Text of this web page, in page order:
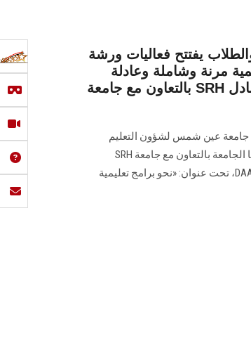
يفتتح فعاليات ورشة
مرنة وشاملة وعادلة
بالتعاون مع جامعة SRH هايدلبرج الألمانية والهيئة الألمانية للتبادل
جامعة عين شمس لشؤون التعليم
والطلاب، فعاليات ورشة العمل الدولية التي تنظمها الجامعة بالتعاون مع جامعة SRH
هايدلبرج الألمانية، وبدعم من برنامج DAAD-COSIMENA، تحت عنوان: «نحو برامج تعليمية